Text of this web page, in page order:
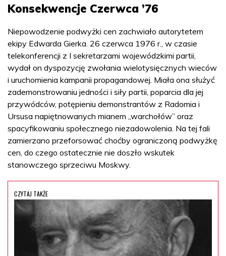
Konsekwencje Czerwca ’76
Niepowodzenie podwyżki cen zachwiało autorytetem
ekipy Edwarda Gierka. 26 czerwca 1976 r., w czasie
telekonferencji z I sekretarzami wojewódzkimi partii,
wydał on dyspozycję zwołania wielotysięcznych wieców
i uruchomienia kampanii propagandowej. Miała ona służyć
zademonstrowaniu jedności i siły partii, poparcia dla jej
przywódców, potępieniu demonstrantów z Radomia i
Ursusa napiętnowanych mianem „warchołów” oraz
spacyfikowaniu społecznego niezadowolenia. Na tej fali
zamierzano przeforsować choćby ograniczoną podwyżkę
cen, do czego ostatecznie nie doszło wskutek
stanowczego sprzeciwu Moskwy.
CZYTAJ TAKŻE